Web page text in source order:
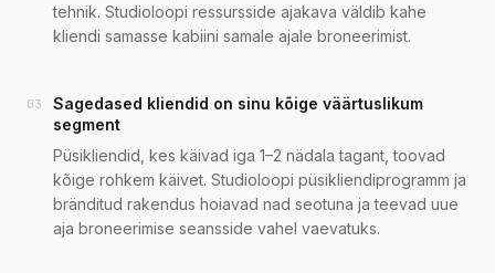
tehnik. Studioloopi ressursside ajakava väldib kahe
kliendi samasse kabiini samale ajale broneerimist.
03
Sagedased kliendid on sinu kõige väärtuslikum
segment
Püsikliendid, kes käivad iga 1–2 nädala tagant, toovad
kõige rohkem käivet. Studioloopi püsikliendiprogramm ja
bränditud rakendus hoiavad nad seotuna ja teevad uue
aja broneerimise seansside vahel vaevatuks.